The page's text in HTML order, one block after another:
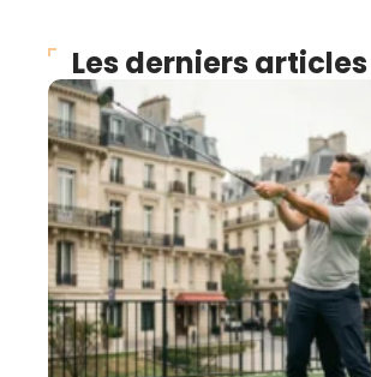
Les derniers articles